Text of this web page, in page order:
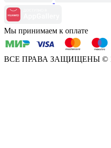
Мы принимаем к оплате
ВСЕ ПРАВА ЗАЩИЩЕНЫ ©